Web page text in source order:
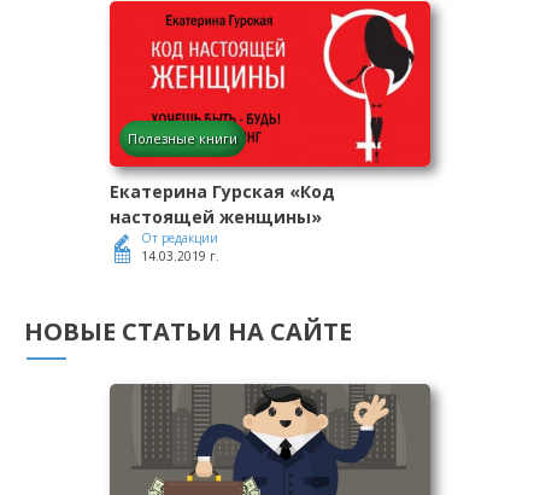
Полезные книги
Екатерина Гурская «Код
настоящей женщины»
От редакции
14.03.2019 г.
НОВЫЕ СТАТЬИ НА САЙТЕ